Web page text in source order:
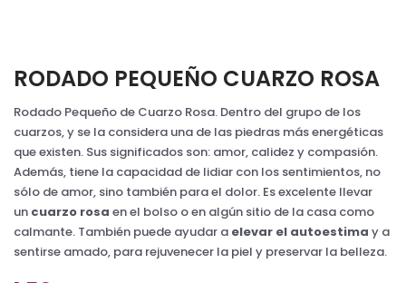
RODADO PEQUEÑO CUARZO ROSA
Rodado Pequeño de Cuarzo Rosa. Dentro del grupo de los
cuarzos, y se la considera una de las piedras más energéticas
que existen. Sus significados son: amor, calidez y compasión.
Además, tiene la capacidad de lidiar con los sentimientos, no
sólo de amor, sino también para el dolor. Es excelente llevar
un cuarzo rosa en el bolso o en algún sitio de la casa como
calmante. También puede ayudar a elevar el autoestima y a
sentirse amado, para rejuvenecer la piel y preservar la belleza.